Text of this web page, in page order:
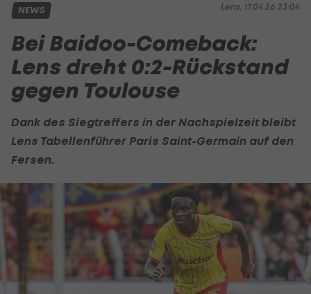
Lens, 17.04.26 23:04
NEWS
Bei Baidoo-Comeback:
Lens dreht 0:2-Rückstand
gegen Toulouse
Dank des Siegtreffers in der Nachspielzeit bleibt
Lens Tabellenführer Paris Saint-Germain auf den
Fersen.